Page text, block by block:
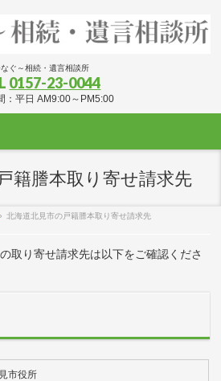
ぐ～相続・遺言相談所
0157-23-0044
：平日 AM9:00～PM5:00
籍謄本取り寄せ請求先
北海道北見市の戸籍謄本取り寄せ請求先
取り寄せ請求先は以下をご確認くださ
市役所